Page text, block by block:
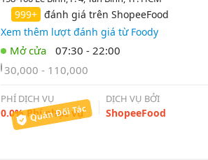
999+ đánh giá trên ShopeeFood
Xem thêm lượt đánh giá từ Foody
07:30 - 22:00
30,000 - 110,000
PHÍ DỊCH VỤ
0.0% Phí phục vụ
DỊCH VỤ BỞI
ShopeeFood